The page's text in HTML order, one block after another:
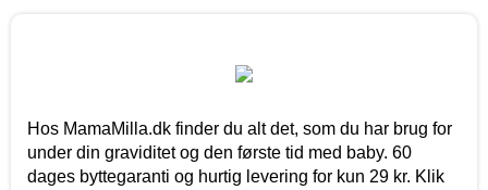
Hos MamaMilla.dk finder du alt det, som du har brug for
under din graviditet og den første tid med baby. 60
dages byttegaranti og hurtig levering for kun 29 kr. Klik